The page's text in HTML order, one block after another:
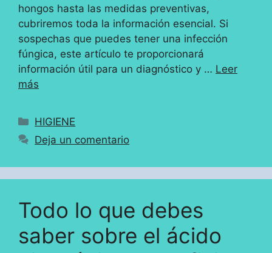
hongos hasta las medidas preventivas,
cubriremos toda la información esencial. Si
sospechas que puedes tener una infección
fúngica, este artículo te proporcionará
información útil para un diagnóstico y … Leer
más
Categorías
HIGIENE
Deja un comentario
Todo lo que debes
saber sobre el ácido